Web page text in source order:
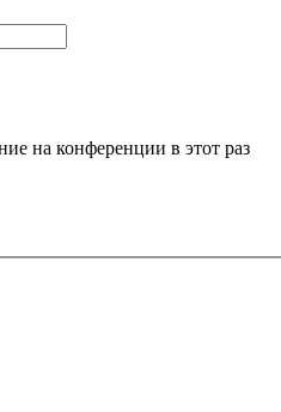
на конференции в этот раз